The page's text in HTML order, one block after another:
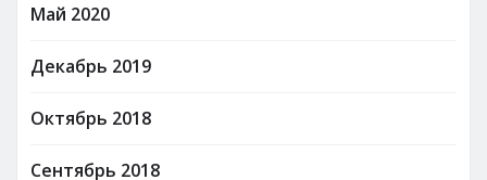
Май 2020
Декабрь 2019
Октябрь 2018
Сентябрь 2018